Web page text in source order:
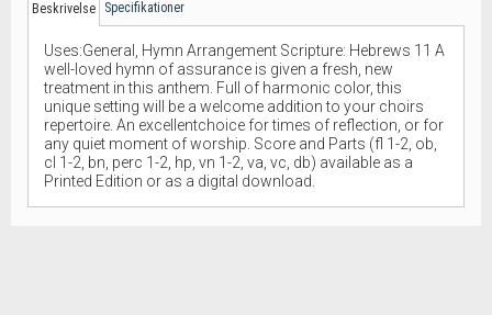
Beskrivelse Specifikationer
Uses:General, Hymn Arrangement Scripture: Hebrews 11 A
well-loved hymn of assurance is given a fresh, new
treatment in this anthem. Full of harmonic color, this
unique setting will be a welcome addition to your choirs
repertoire. An excellentchoice for times of reflection, or for
any quiet moment of worship. Score and Parts (fl 1-2, ob,
cl 1-2, bn, perc 1-2, hp, vn 1-2, va, vc, db) available as a
Printed Edition or as a digital download.